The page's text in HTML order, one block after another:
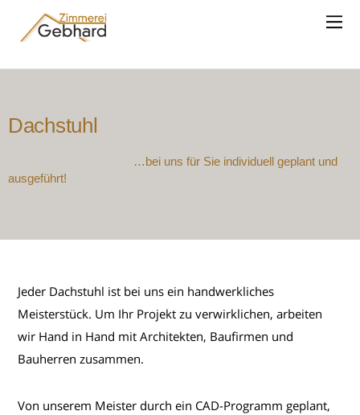
Dachstuhl
…bei uns für Sie individuell geplant und
ausgeführt!
Jeder Dachstuhl ist bei uns ein handwerkliches
Meisterstück. Um Ihr Projekt zu verwirklichen, arbeiten
wir Hand in Hand mit Architekten, Baufirmen und
Bauherren zusammen.
Von unserem Meister durch ein CAD-Programm geplant,